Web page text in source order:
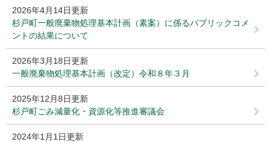
2026年4月14日更新
杉戸町一般廃棄物処理基本計画（素案）に係るパブリックコメ
ントの結果について
2026年3月18日更新
一般廃棄物処理基本計画（改定）令和８年３月
2025年12月8日更新
杉戸町ごみ減量化・資源化等推進審議会
2024年1月1日更新